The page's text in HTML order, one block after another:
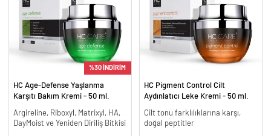
%30 İNDİRİM
HC Age-Defense Yaşlanma
Karşıtı Bakım Kremi - 50 ml.
Argireline, Riboxyl, Matrixyl, HA,
DayMoist ve Yeniden Diriliş Bitkisi
HC Pigment Control Cilt
Aydınlatıcı Leke Kremi - 50 ml.
Cilt tonu farklılıklarına karşı,
doğal peptitler